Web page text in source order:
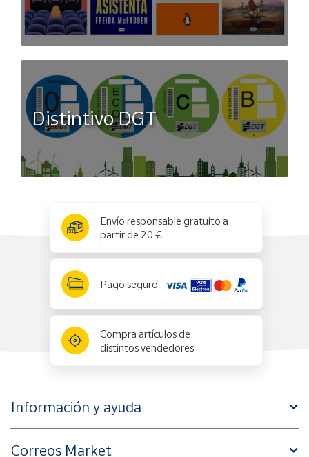
Distintivo DGT
Envío responsable gratuito a
partir de 20 €
Pago seguro
Compra artículos de
distintos vendedores
Información y ayuda
Correos Market